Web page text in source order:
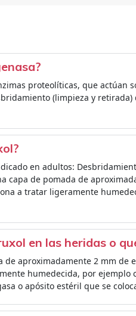
proteolíticas, que actúan
(limpieza y
en adultos:
capa de pomada de
a tratar ligeramente
en las heridas o
de aproximadamente 2 mm de
humedecida, por ejemplo
o apósito estéril que se